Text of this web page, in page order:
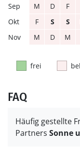
M D F
F
S S
M
D M
frei
FAQ
Häufig gestellte
Partners Sonne